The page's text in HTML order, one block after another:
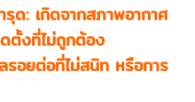
ด: เกิดจากสภาพอากาศ
ตั้งที่ไม่ถูกต้อง
รอยต่อที่ไม่สนิท หรือการ